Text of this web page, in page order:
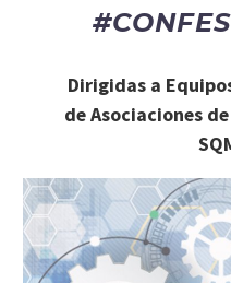
Dirigidas a
de Asociaciones